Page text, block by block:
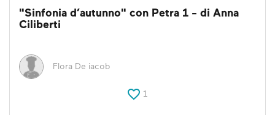
"Sinfonia d’autunno" con Petra 1 - di Anna
Ciliberti
Flora De iacob
1